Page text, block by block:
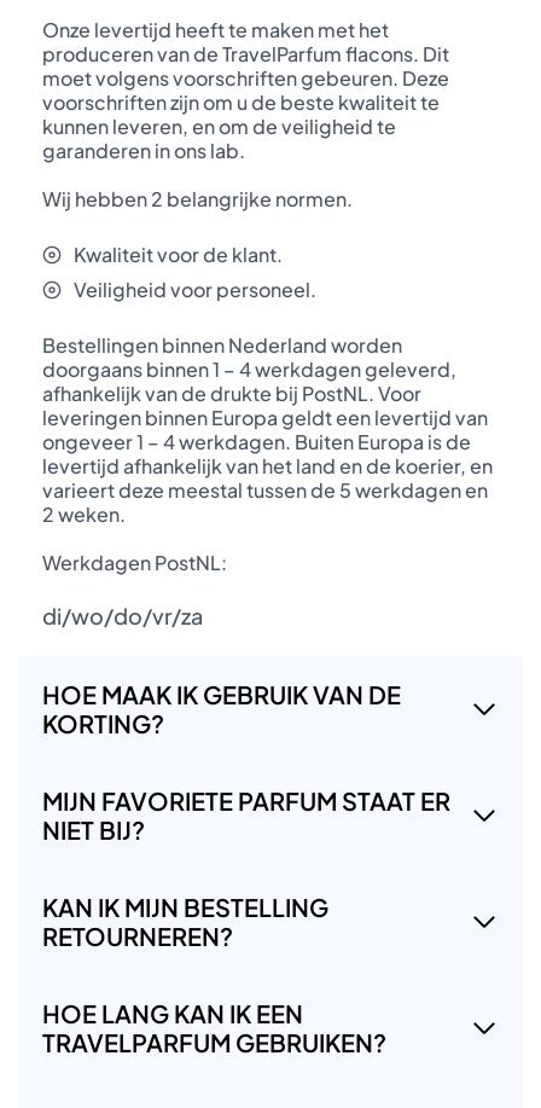
Onze levertijd heeft te maken met het
produceren van de TravelParfum flacons. Dit
moet volgens voorschriften gebeuren. Deze
voorschriften zijn om u de beste kwaliteit te
kunnen leveren, en om de veiligheid te
garanderen in ons lab.
Wij hebben 2 belangrijke normen.
Kwaliteit voor de klant.
Veiligheid voor personeel.
Bestellingen binnen Nederland worden
doorgaans binnen 1 – 4 werkdagen geleverd,
afhankelijk van de drukte bij PostNL. Voor
leveringen binnen Europa geldt een levertijd van
ongeveer 1 – 4 werkdagen. Buiten Europa is de
levertijd afhankelijk van het land en de koerier, en
varieert deze meestal tussen de 5 werkdagen en
2 weken.
Werkdagen PostNL:
di/wo/do/vr/za
HOE MAAK IK GEBRUIK VAN DE
KORTING?
MIJN FAVORIETE PARFUM STAAT ER
NIET BIJ?
KAN IK MIJN BESTELLING
RETOURNEREN?
HOE LANG KAN IK EEN
TRAVELPARFUM GEBRUIKEN?